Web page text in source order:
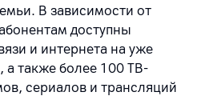
В зависимости от
доступны
и интернета на уже
также более 100 ТВ-
сериалов и трансляций